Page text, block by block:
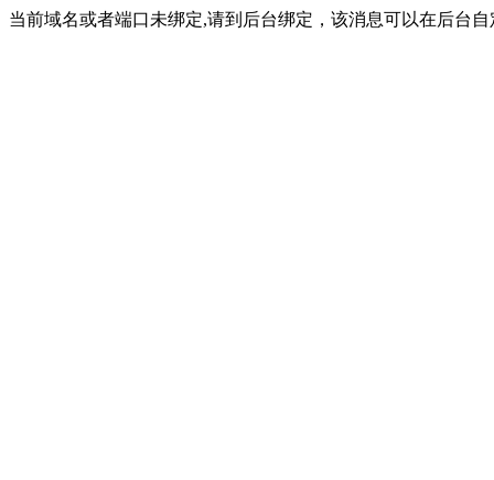
当前域名或者端口未绑定,请到后台绑定，该消息可以在后台自